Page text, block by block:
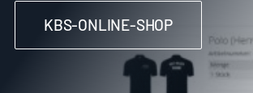
KBS-ONLINE-SHOP